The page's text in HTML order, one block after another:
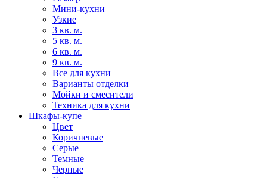
Мини-кухни
Узкие
3 кв. м.
5 кв. м.
6 кв. м.
9 кв. м.
Все для кухни
Варианты отделки
Мойки и смесители
Техника для кухни
Шкафы-купе
Цвет
Коричневые
Серые
Темные
Черные